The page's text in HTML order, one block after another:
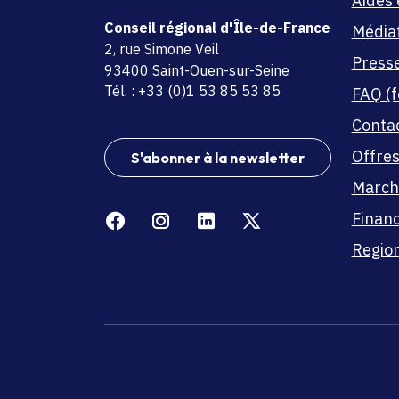
Conseil régional d'Île-de-France
adresse
2, rue Simone Veil
code postal et commune
93400 Saint-Ouen-sur-Seine
Tél. : +33 (0)1 53 85 53 85
S'abonner à la newsletter
FacebookInstagramLinkedin
FAQ